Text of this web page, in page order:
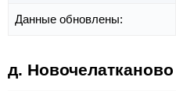
Данные обновлены:
д. Новочелатканово